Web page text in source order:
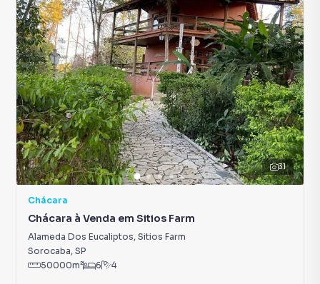
31
Chácara
Chácara à Venda em Sitios Farm
Alameda Dos Eucaliptos, Sitios Farm
Sorocaba, SP
50000m² 6 4